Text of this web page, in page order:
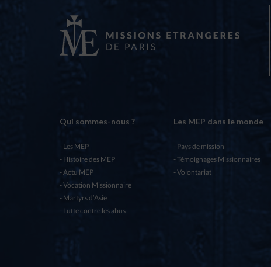
Qui sommes-nous ?
Les MEP
Histoire des MEP
Actu MEP
Vocation Missionnaire
Martyrs d’Asie
Lutte contre les abus
Les MEP dans le monde
Pays de mission
Témoignages Missionnaires
Volontariat